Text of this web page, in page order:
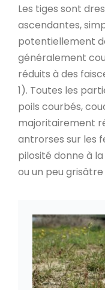
Les tiges sont
ascendantes,
potentiellement
généralement
réduits à des
1). Toutes les
poils courbés,
majoritairement
antrorses sur les
pilosité donne à
ou un peu